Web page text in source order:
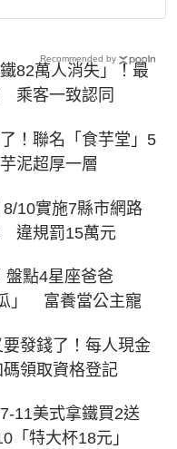
82萬人消失」！最
乘客一致認同
！聯名「食芋堂」5
泥超厚一層
10實施7縣市網路
違規罰15萬元
盤點4星座爸爸
」 富養當公主寵
發錢了！每人現金
領取資格登記
11美式拿鐵買2送
特大杯18元」
Recommended by